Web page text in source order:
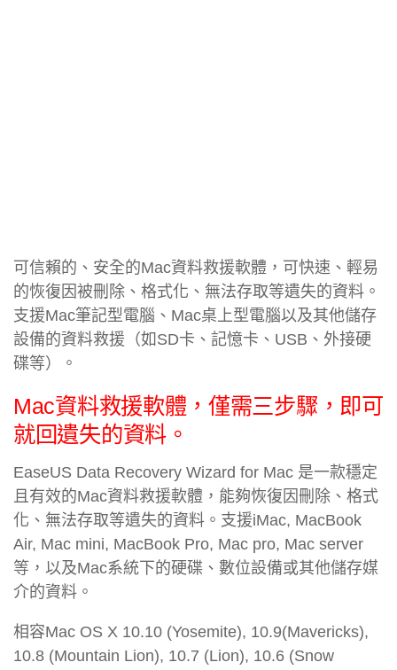
可信賴的、安全的Mac資料救援軟體，可快速、輕易
的恢復因被刪除、格式化、無法存取等遺失的資料。
支援Mac筆記型電腦、Mac桌上型電腦以及其他儲存
設備的資料救援（如SD卡、記憶卡、USB、外接硬
碟等）。
Mac資料救援軟體，僅需三步驟，即可
就回遺失的資料。
EaseUS Data Recovery Wizard for Mac 是一款穩定
且有效的Mac資料救援軟體，能夠恢復因刪除、格式
化、無法存取等遺失的資料。支援iMac, MacBook
Air, Mac mini, MacBook Pro, Mac pro, Mac server
等，以及Mac系統下的硬碟、數位設備或其他儲存媒
介的資料。
相容Mac OS X 10.10 (Yosemite), 10.9(Mavericks),
10.8 (Mountain Lion), 10.7 (Lion), 10.6 (Snow